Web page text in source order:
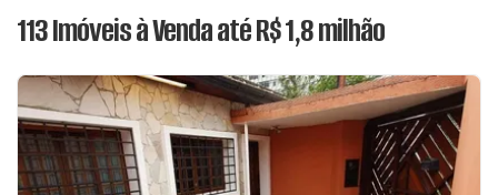
113 Imóveis à Venda até R$ 1,8 milhão